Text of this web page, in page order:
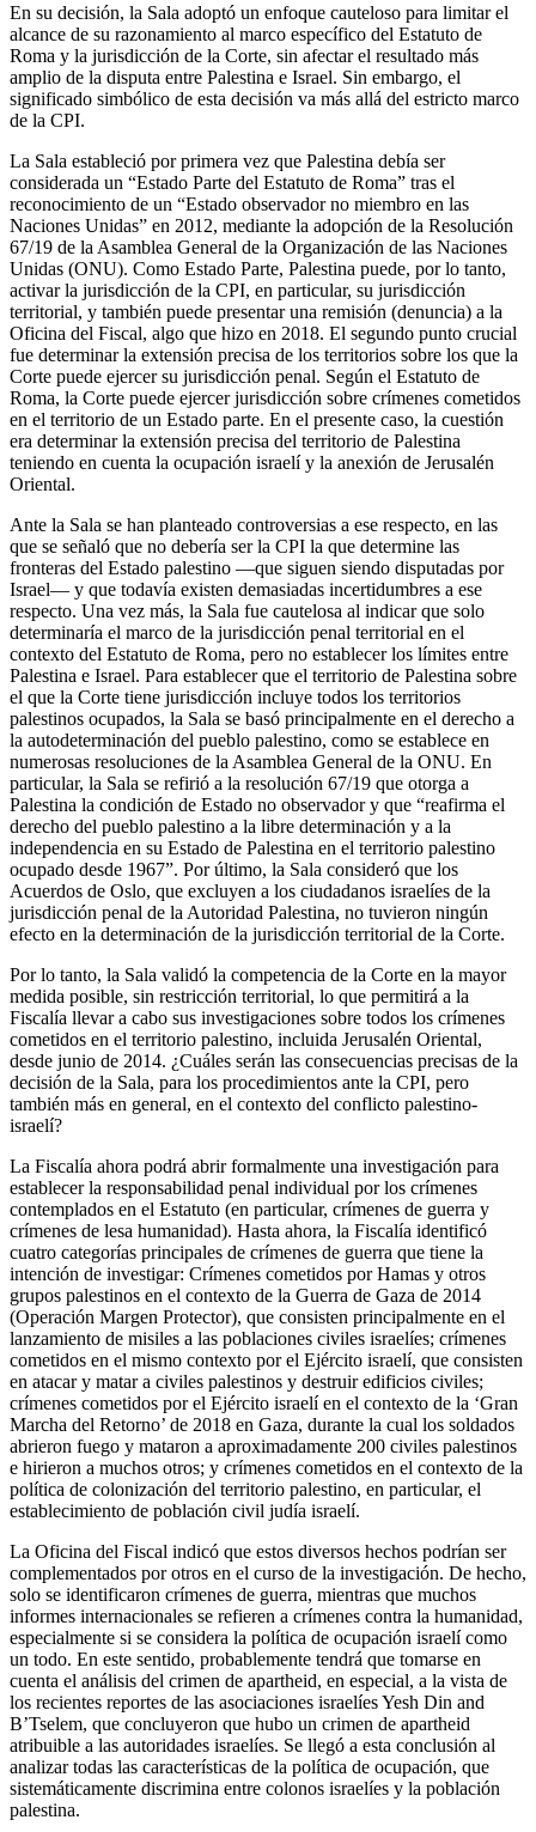
En su decisión, la Sala adoptó un enfoque cauteloso para limitar el
alcance de su razonamiento al marco específico del Estatuto de
Roma y la jurisdicción de la Corte, sin afectar el resultado más
amplio de la disputa entre Palestina e Israel. Sin embargo, el
significado simbólico de esta decisión va más allá del estricto marco
de la CPI.
La Sala estableció por primera vez que Palestina debía ser
considerada un “Estado Parte del Estatuto de Roma” tras el
reconocimiento de un “Estado observador no miembro en las
Naciones Unidas” en 2012, mediante la adopción de la Resolución
67/19 de la Asamblea General de la Organización de las Naciones
Unidas (ONU). Como Estado Parte, Palestina puede, por lo tanto,
activar la jurisdicción de la CPI, en particular, su jurisdicción
territorial, y también puede presentar una remisión (denuncia) a la
Oficina del Fiscal, algo que hizo en 2018. El segundo punto crucial
fue determinar la extensión precisa de los territorios sobre los que la
Corte puede ejercer su jurisdicción penal. Según el Estatuto de
Roma, la Corte puede ejercer jurisdicción sobre crímenes cometidos
en el territorio de un Estado parte. En el presente caso, la cuestión
era determinar la extensión precisa del territorio de Palestina
teniendo en cuenta la ocupación israelí y la anexión de Jerusalén
Oriental.
Ante la Sala se han planteado controversias a ese respecto, en las
que se señaló que no debería ser la CPI la que determine las
fronteras del Estado palestino —que siguen siendo disputadas por
Israel— y que todavía existen demasiadas incertidumbres a ese
respecto. Una vez más, la Sala fue cautelosa al indicar que solo
determinaría el marco de la jurisdicción penal territorial en el
contexto del Estatuto de Roma, pero no establecer los límites entre
Palestina e Israel. Para establecer que el territorio de Palestina sobre
el que la Corte tiene jurisdicción incluye todos los territorios
palestinos ocupados, la Sala se basó principalmente en el derecho a
la autodeterminación del pueblo palestino, como se establece en
numerosas resoluciones de la Asamblea General de la ONU. En
particular, la Sala se refirió a la resolución 67/19 que otorga a
Palestina la condición de Estado no observador y que “reafirma el
derecho del pueblo palestino a la libre determinación y a la
independencia en su Estado de Palestina en el territorio palestino
ocupado desde 1967”. Por último, la Sala consideró que los
Acuerdos de Oslo, que excluyen a los ciudadanos israelíes de la
jurisdicción penal de la Autoridad Palestina, no tuvieron ningún
efecto en la determinación de la jurisdicción territorial de la Corte.
Por lo tanto, la Sala validó la competencia de la Corte en la mayor
medida posible, sin restricción territorial, lo que permitirá a la
Fiscalía llevar a cabo sus investigaciones sobre todos los crímenes
cometidos en el territorio palestino, incluida Jerusalén Oriental,
desde junio de 2014. ¿Cuáles serán las consecuencias precisas de la
decisión de la Sala, para los procedimientos ante la CPI, pero
también más en general, en el contexto del conflicto palestino-
israelí?
La Fiscalía ahora podrá abrir formalmente una investigación para
establecer la responsabilidad penal individual por los crímenes
contemplados en el Estatuto (en particular, crímenes de guerra y
crímenes de lesa humanidad). Hasta ahora, la Fiscalía identificó
cuatro categorías principales de crímenes de guerra que tiene la
intención de investigar: Crímenes cometidos por Hamas y otros
grupos palestinos en el contexto de la Guerra de Gaza de 2014
(Operación Margen Protector), que consisten principalmente en el
lanzamiento de misiles a las poblaciones civiles israelíes; crímenes
cometidos en el mismo contexto por el Ejército israelí, que consisten
en atacar y matar a civiles palestinos y destruir edificios civiles;
crímenes cometidos por el Ejército israelí en el contexto de la ‘Gran
Marcha del Retorno’ de 2018 en Gaza, durante la cual los soldados
abrieron fuego y mataron a aproximadamente 200 civiles palestinos
e hirieron a muchos otros; y crímenes cometidos en el contexto de la
política de colonización del territorio palestino, en particular, el
establecimiento de población civil judía israelí.
La Oficina del Fiscal indicó que estos diversos hechos podrían ser
complementados por otros en el curso de la investigación. De hecho,
solo se identificaron crímenes de guerra, mientras que muchos
informes internacionales se refieren a crímenes contra la humanidad,
especialmente si se considera la política de ocupación israelí como
un todo. En este sentido, probablemente tendrá que tomarse en
cuenta el análisis del crimen de apartheid, en especial, a la vista de
los recientes reportes de las asociaciones israelíes Yesh Din and
B’Tselem, que concluyeron que hubo un crimen de apartheid
atribuible a las autoridades israelíes. Se llegó a esta conclusión al
analizar todas las características de la política de ocupación, que
sistemáticamente discrimina entre colonos israelíes y la población
palestina.